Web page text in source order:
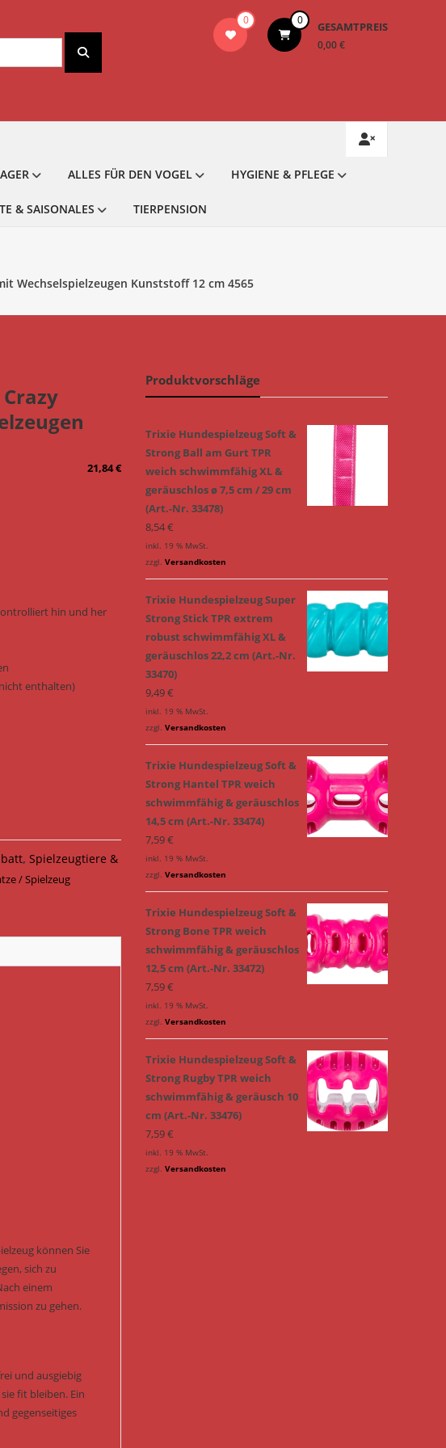
0 0 GESAMTPREIS
0,00 €
ALLES FÜR DEN VOGEL HYGIENE & PFLEGE
& SAISONALES TIERPENSION
Wechselspielzeugen Kunststoff 12 cm 4565
21,84€
hin und her
enthalten)
,Spielzeugtiere &
/ Spielzeug
können Sie
sich zu
einem
zu gehen.
und ausgiebig
fit bleiben. Ein
gegenseitiges
Produktvorschläge
Trixie Hundespielzeug Soft &
Strong Ball am Gurt TPR
weich schwimmfähig XL &
geräuschlos ø 7,5 cm / 29 cm
(Art.-Nr. 33478)
8,54€
inkl. 19 % MwSt.
zzgl. Versandkosten
Trixie Hundespielzeug Super
Strong Stick TPR extrem
robust schwimmfähig XL &
geräuschlos 22,2 cm (Art.-Nr.
33470)
9,49€
inkl. 19 % MwSt.
zzgl. Versandkosten
Trixie Hundespielzeug Soft &
Strong Hantel TPR weich
schwimmfähig & geräuschlos
14,5 cm (Art.-Nr. 33474)
7,59€
inkl. 19 % MwSt.
zzgl. Versandkosten
Trixie Hundespielzeug Soft &
Strong Bone TPR weich
schwimmfähig & geräuschlos
12,5 cm (Art.-Nr. 33472)
7,59€
inkl. 19 % MwSt.
zzgl. Versandkosten
Trixie Hundespielzeug Soft &
Strong Rugby TPR weich
schwimmfähig & geräusch 10
cm (Art.-Nr. 33476)
7,59€
inkl. 19 % MwSt.
zzgl. Versandkosten